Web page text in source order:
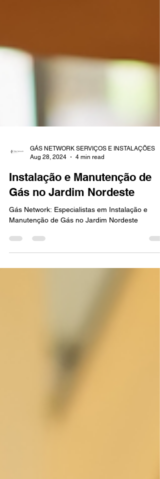
GÁS NETWORK SERVIÇOS E INSTALAÇÕES
Aug 28, 2024
4 min read
Instalação e Manutenção de
Gás no Jardim Nordeste